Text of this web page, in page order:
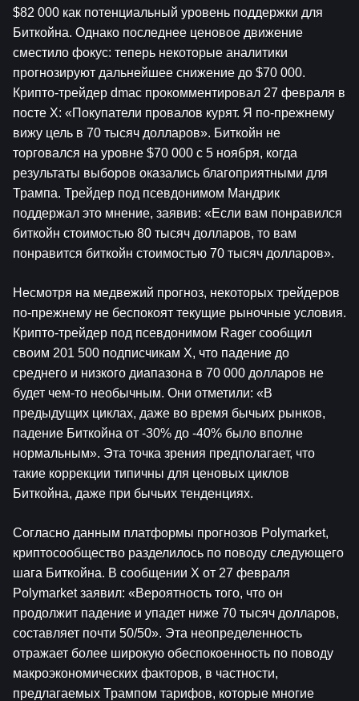
$82 000 как потенциальный уровень поддержки для
Биткойна. Однако последнее ценовое движение
сместило фокус: теперь некоторые аналитики
прогнозируют дальнейшее снижение до $70 000.
Крипто-трейдер dmac прокомментировал 27 февраля в
посте X: «Покупатели провалов курят. Я по-прежнему
вижу цель в 70 тысяч долларов». Биткойн не
торговался на уровне $70 000 с 5 ноября, когда
результаты выборов оказались благоприятными для
Трампа. Трейдер под псевдонимом Мандрик
поддержал это мнение, заявив: «Если вам понравился
биткойн стоимостью 80 тысяч долларов, то вам
понравится биткойн стоимостью 70 тысяч долларов».
Несмотря на медвежий прогноз, некоторых трейдеров
по-прежнему не беспокоят текущие рыночные условия.
Крипто-трейдер под псевдонимом Rager сообщил
своим 201 500 подписчикам X, что падение до
среднего и низкого диапазона в 70 000 долларов не
будет чем-то необычным. Они отметили: «В
предыдущих циклах, даже во время бычьих рынков,
падение Биткойна от -30% до -40% было вполне
нормальным». Эта точка зрения предполагает, что
такие коррекции типичны для ценовых циклов
Биткойна, даже при бычьих тенденциях.
Согласно данным платформы прогнозов Polymarket,
криптосообщество разделилось по поводу следующего
шага Биткойна. В сообщении X от 27 февраля
Polymarket заявил: «Вероятность того, что он
продолжит падение и упадет ниже 70 тысяч долларов,
составляет почти 50/50». Эта неопределенность
отражает более широкую обеспокоенность по поводу
макроэкономических факторов, в частности,
предлагаемых Трампом тарифов, которые многие